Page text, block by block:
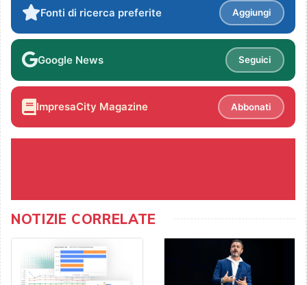
Fonti di ricerca preferite Aggiungi
Google News Seguici
ImpresaCity Magazine Abbonati
NOTIZIE CORRELATE